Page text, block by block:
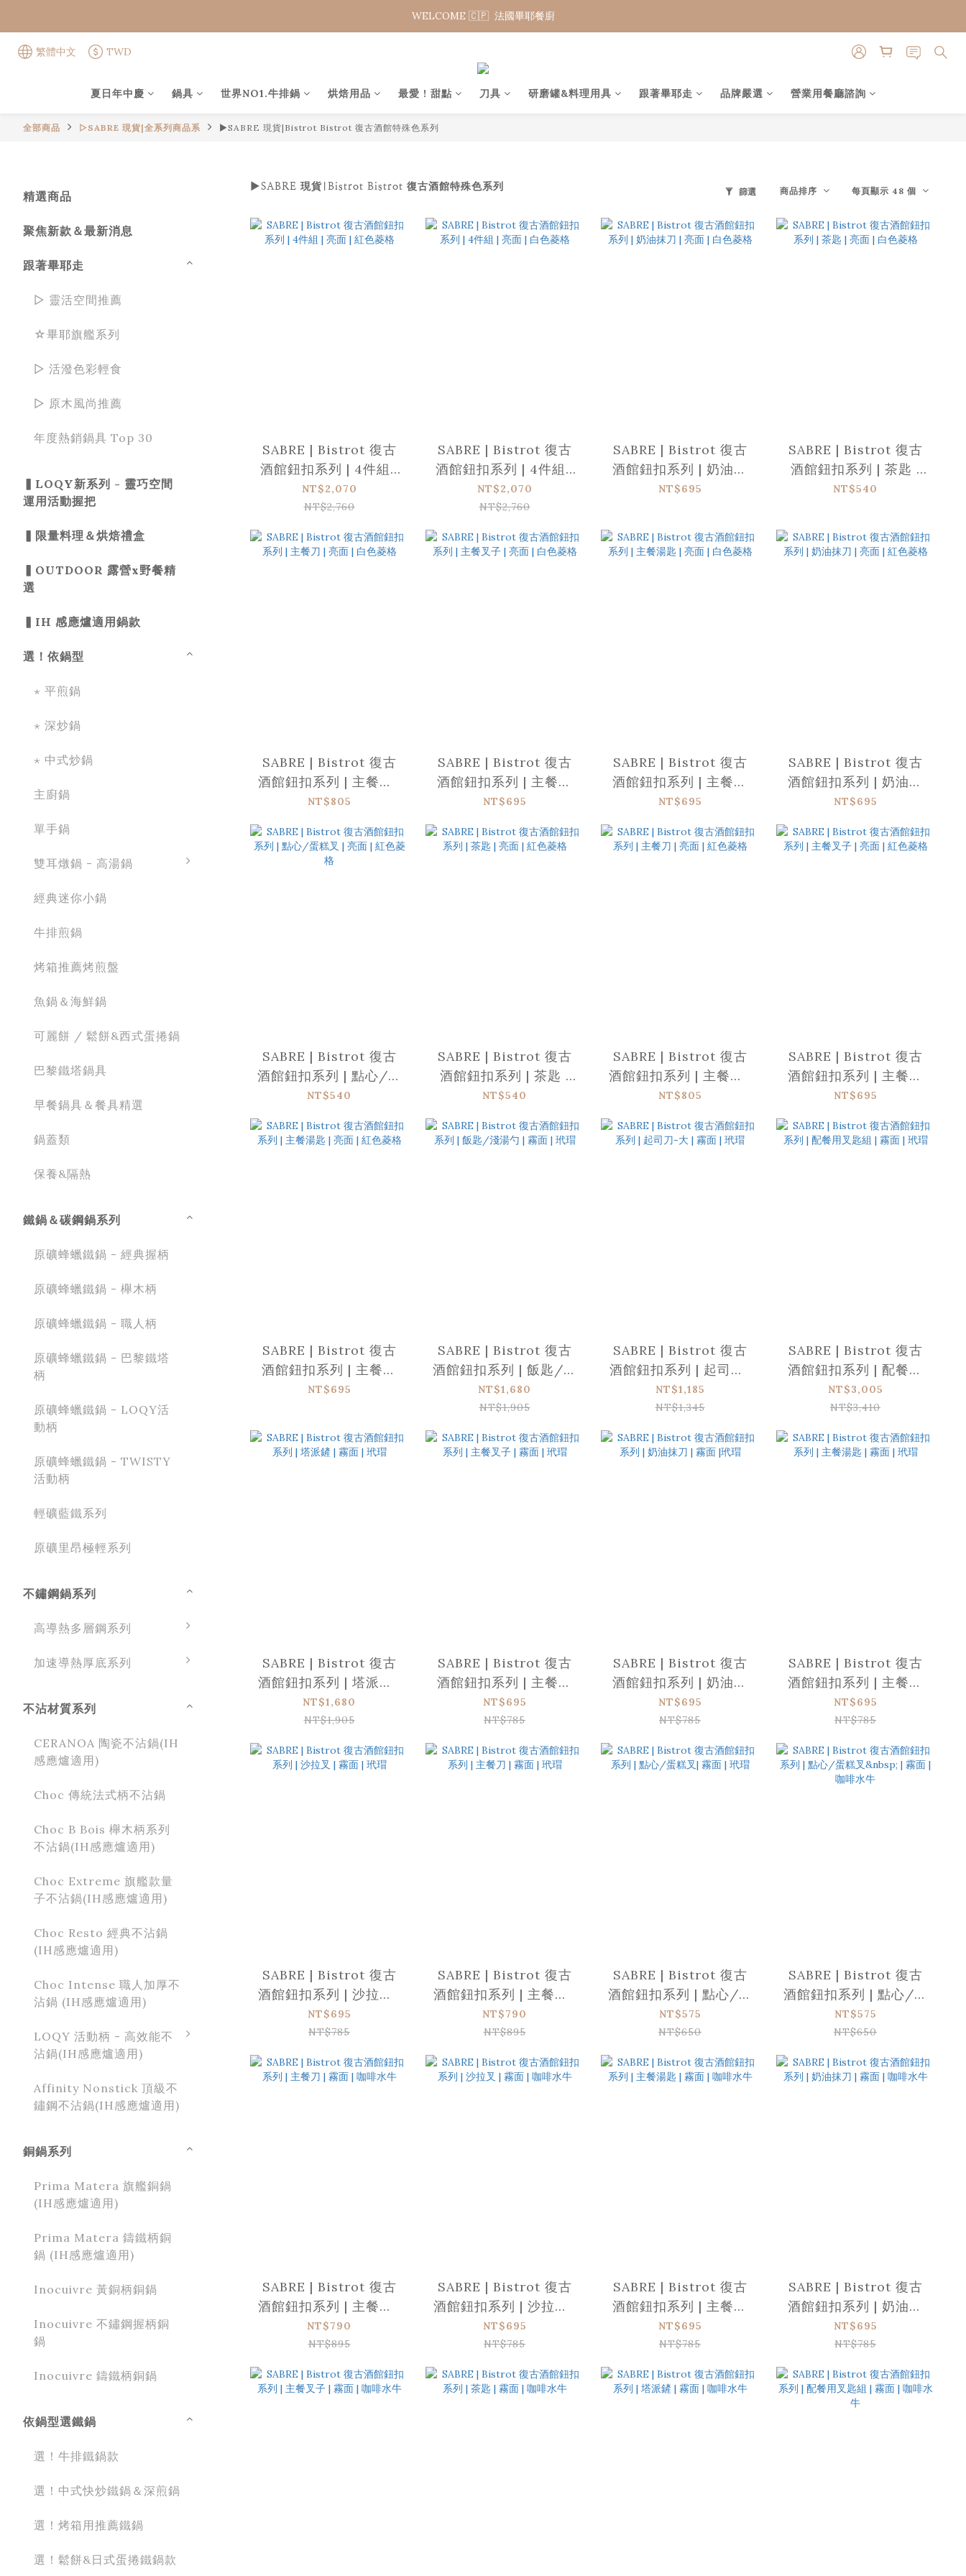
WELCOME 🇨🇵  法國畢耶餐廚
WELCOME 🇨🇵  法國畢耶餐廚
繁體中文 TWD
夏日年中慶 鍋具 世界NO1.牛排鍋 烘焙用品 最愛 ! 甜點 刀具 研磨罐&料理用具 跟著畢耶走 品牌嚴選 營業用餐廳諮詢
全部商品 ▻SABRE 現貨|全系列商品系 ►SABRE 現貨|Bistrot Bistrot 復古酒館特殊色系列
精選商品
聚焦新款＆最新消息
跟著畢耶走
▻ 靈活空間推薦
☆畢耶旗艦系列
▻ 活潑色彩輕食
▻ 原木風尚推薦
年度熱銷鍋具 Top 30
▍LOQY新系列 - 靈巧空間
運用活動握把
▍限量料理＆烘焙禮盒
▍OUTDOOR 露營x野餐精
選
▍IH 感應爐適用鍋款
選！依鍋型
⋆ 平煎鍋
⋆ 深炒鍋
⋆ 中式炒鍋
主廚鍋
單手鍋
雙耳燉鍋 - 高湯鍋
經典迷你小鍋
牛排煎鍋
烤箱推薦烤煎盤
魚鍋＆海鮮鍋
可麗餅 / 鬆餅&西式蛋捲鍋
巴黎鐵塔鍋具
早餐鍋具＆餐具精選
鍋蓋類
保養&隔熱
鐵鍋＆碳鋼鍋系列
原礦蜂蠟鐵鍋 - 經典握柄
原礦蜂蠟鐵鍋 - 櫸木柄
原礦蜂蠟鐵鍋 - 職人柄
原礦蜂蠟鐵鍋 - 巴黎鐵塔
柄
原礦蜂蠟鐵鍋 - LOQY活
動柄
原礦蜂蠟鐵鍋 - TWISTY
活動柄
輕礦藍鐵系列
原礦里昂極輕系列
不鏽鋼鍋系列
高導熱多層鋼系列
加速導熱厚底系列
不沾材質系列
CERANOA 陶瓷不沾鍋(IH
感應爐適用)
Choc 傳統法式柄不沾鍋
Choc B Bois 櫸木柄系列
不沾鍋(IH感應爐適用)
Choc Extreme 旗艦款量
子不沾鍋(IH感應爐適用)
Choc Resto 經典不沾鍋
(IH感應爐適用)
Choc Intense 職人加厚不
沾鍋 (IH感應爐適用)
LOQY 活動柄 - 高效能不
沾鍋(IH感應爐適用)
Affinity Nonstick 頂級不
鏽鋼不沾鍋(IH感應爐適用)
銅鍋系列
Prima Matera 旗艦銅鍋
(IH感應爐適用)
Prima Matera 鑄鐵柄銅
鍋 (IH感應爐適用)
Inocuivre 黃銅柄銅鍋
Inocuivre 不鏽鋼握柄銅
鍋
Inocuivre 鑄鐵柄銅鍋
依鍋型選鐵鍋
選！牛排鐵鍋款
選！中式快炒鐵鍋＆深煎鍋
選！烤箱用推薦鐵鍋
選！鬆餅&日式蛋捲鐵鍋款
►SABRE 現貨|Bistrot Bistrot 復古酒館特殊色系列 篩選 商品排序 每頁顯示 48 個
SABRE | Bistrot 復古
酒館鈕扣系列 | 4件組 |
亮面 | 紅色菱格
NT$2,070
NT$2,760
SABRE | Bistrot 復古
酒館鈕扣系列 | 4件組 |
亮面 | 白色菱格
NT$2,070
NT$2,760
SABRE | Bistrot 復古
酒館鈕扣系列 | 奶油抹
刀 | 亮面 | 白色菱格
NT$695
SABRE | Bistrot 復古
酒館鈕扣系列 | 茶匙 |
亮面 | 白色菱格
NT$540
SABRE | Bistrot 復古
酒館鈕扣系列 | 主餐刀 |
亮面 | 白色菱格
NT$805
SABRE | Bistrot 復古
酒館鈕扣系列 | 主餐叉
子 | 亮面 | 白色菱格
NT$695
SABRE | Bistrot 復古
酒館鈕扣系列 | 主餐湯
匙 | 亮面 | 白色菱格
NT$695
SABRE | Bistrot 復古
酒館鈕扣系列 | 奶油抹
刀 | 亮面 | 紅色菱格
NT$695
SABRE | Bistrot 復古
酒館鈕扣系列 | 點心/蛋
糕叉 | 亮面 | 紅色菱格
NT$540
SABRE | Bistrot 復古
酒館鈕扣系列 | 茶匙 |
亮面 | 紅色菱格
NT$540
SABRE | Bistrot 復古
酒館鈕扣系列 | 主餐刀 |
亮面 | 紅色菱格
NT$805
SABRE | Bistrot 復古
酒館鈕扣系列 | 主餐叉
子 | 亮面 | 紅色菱格
NT$695
SABRE | Bistrot 復古
酒館鈕扣系列 | 主餐湯
匙 | 亮面 | 紅色菱格
NT$695
SABRE | Bistrot 復古
酒館鈕扣系列 | 飯匙/淺
湯勺 | 霧面 | 玳瑁
NT$1,680
NT$1,905
SABRE | Bistrot 復古
酒館鈕扣系列 | 起司刀-
大 | 霧面 | 玳瑁
NT$1,185
NT$1,345
SABRE | Bistrot 復古
酒館鈕扣系列 | 配餐用
叉匙組 | 霧面 | 玳瑁
NT$3,005
NT$3,410
SABRE | Bistrot 復古
酒館鈕扣系列 | 塔派鏟 |
霧面 | 玳瑁
NT$1,680
NT$1,905
SABRE | Bistrot 復古
酒館鈕扣系列 | 主餐叉
子 | 霧面 | 玳瑁
NT$695
NT$785
SABRE | Bistrot 復古
酒館鈕扣系列 | 奶油抹
刀 | 霧面 |玳瑁
NT$695
NT$785
SABRE | Bistrot 復古
酒館鈕扣系列 | 主餐湯
匙 | 霧面 | 玳瑁
NT$695
NT$785
SABRE | Bistrot 復古
酒館鈕扣系列 | 沙拉叉 |
霧面 | 玳瑁
NT$695
NT$785
SABRE | Bistrot 復古
酒館鈕扣系列 | 主餐刀 |
霧面 | 玳瑁
NT$790
NT$895
SABRE | Bistrot 復古
酒館鈕扣系列 | 點心/蛋
糕叉| 霧面 | 玳瑁
NT$575
NT$650
SABRE | Bistrot 復古
酒館鈕扣系列 | 點心/蛋
糕叉&nbsp; | 霧面 | 咖
啡水牛
NT$575
NT$650
SABRE | Bistrot 復古
酒館鈕扣系列 | 主餐刀 |
霧面 | 咖啡水牛
NT$790
NT$895
SABRE | Bistrot 復古
酒館鈕扣系列 | 沙拉叉 |
霧面 | 咖啡水牛
NT$695
NT$785
SABRE | Bistrot 復古
酒館鈕扣系列 | 主餐湯
匙 | 霧面 | 咖啡水牛
NT$695
NT$785
SABRE | Bistrot 復古
酒館鈕扣系列 | 奶油抹
刀 | 霧面 | 咖啡水牛
NT$695
NT$785